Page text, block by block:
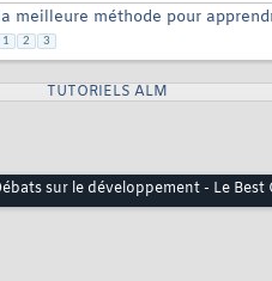
meilleure méthode pour
1 2 3
TUTORIELS ALM
sur le développement - Le Best